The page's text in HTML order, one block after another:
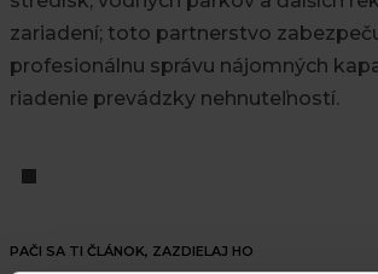
zariadení; toto partnerstvo
profesionálnu správu nájomných
riadenie prevádzky nehnuteľností.
PAČI SA TI ČLÁNOK, ZAZDIELAJ HO